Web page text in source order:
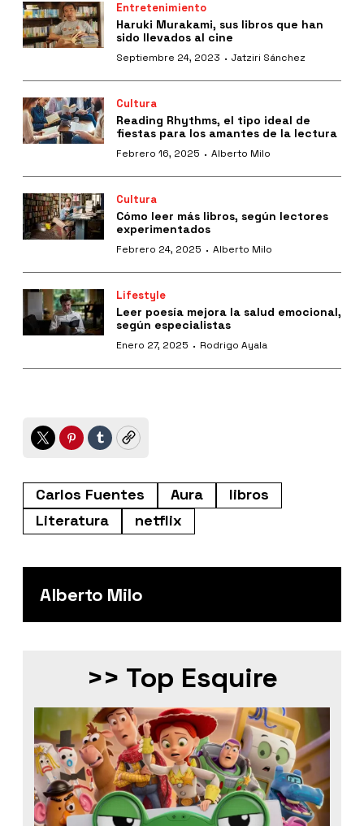
Entretenimiento
Haruki Murakami, sus libros que han
sido llevados al cine
Septiembre 24, 2023 · Jatziri Sánchez
Cultura
Reading Rhythms, el tipo ideal de
fiestas para los amantes de la lectura
Febrero 16, 2025 · Alberto Milo
Cultura
Cómo leer más libros, según lectores
experimentados
Febrero 24, 2025 · Alberto Milo
Lifestyle
Leer poesía mejora la salud emocional,
según especialistas
Enero 27, 2025 · Rodrigo Ayala
TwitterPinterest
TumblrCopy
Carlos Fuentes Aura
libros
Literatura
netflix
Alberto Milo
>> Top Esquire